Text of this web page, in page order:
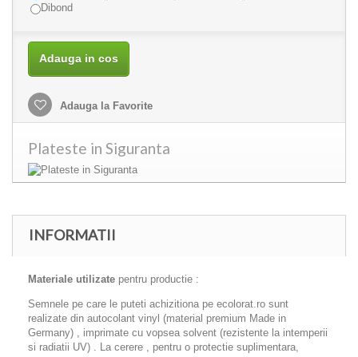
Dibond
Adauga in cos
Adauga la Favorite
Plateste in Siguranta
INFORMATII
Materiale utilizate pentru productie :
Semnele pe care le puteti achizitiona pe ecolorat.ro sunt
realizate din autocolant vinyl (material premium Made in
Germany) , imprimate cu vopsea solvent (rezistente la intemperii
si radiatii UV) . La cerere , pentru o protectie suplimentara,